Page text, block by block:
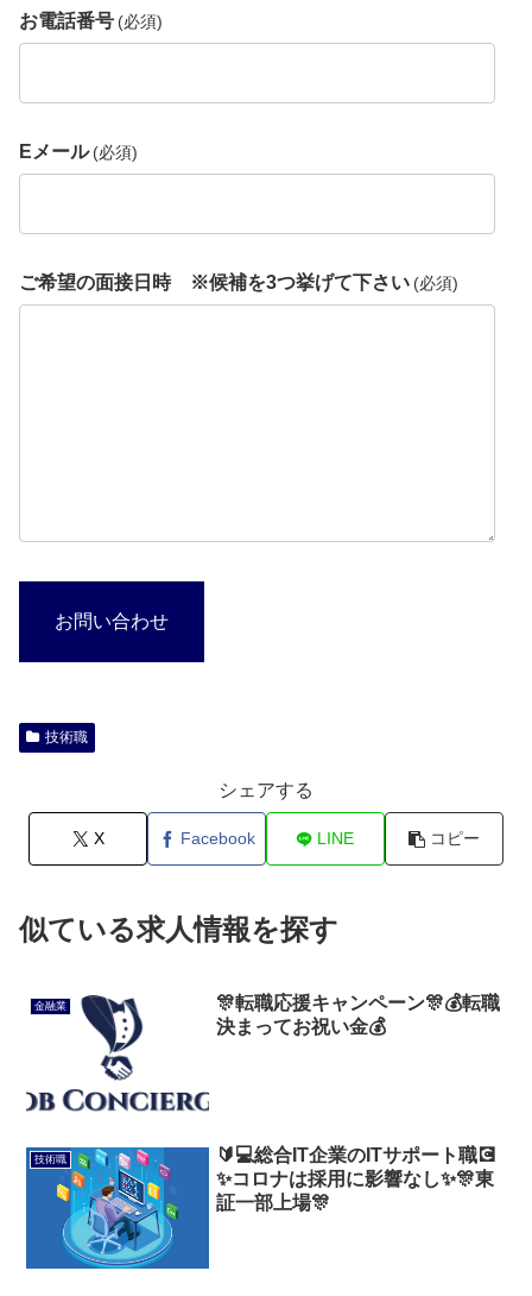
お電話番号 (必須)
Eメール (必須)
ご希望の面接日時 ※候補を3つ挙げて下さい (必須)
お問い合わせ
技術職
シェアする
X Facebook LINE コピー
似ている求人情報を探す
金融業
🎊転職応援キャンペーン🎊💰転職
決まってお祝い金💰
技術職
🔰💻総合IT企業のITサポート職💽
✨コロナは採用に影響なし✨🎊東
証一部上場🎊